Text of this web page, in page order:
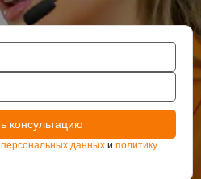
персональных данных и политику